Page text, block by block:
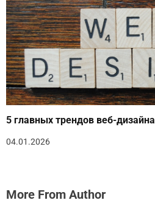
5 главных трендов веб-
04.01.2026
More From Author